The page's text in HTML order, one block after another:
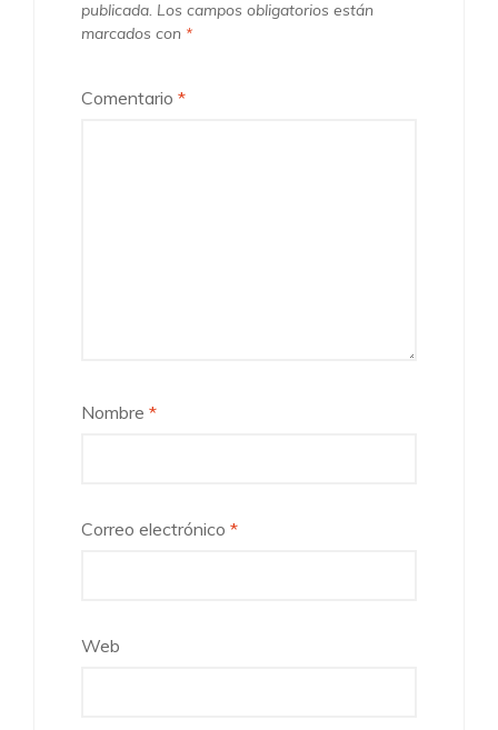
publicada. Los campos obligatorios están
marcados con *
Comentario *
Nombre *
Correo electrónico *
Web